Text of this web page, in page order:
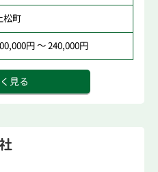
松町
円 ～ 240,000円
見る